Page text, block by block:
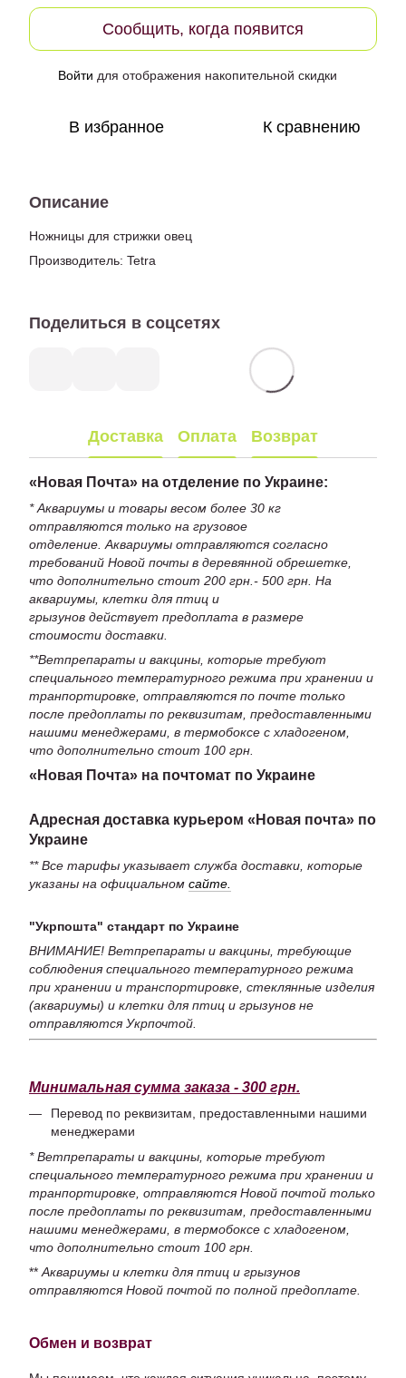
Сообщить, когда появится
Войти для отображения накопительной скидки
В избранное К сравнению
Описание
Ножницы для стрижки овец
Производитель: Tetra
Поделиться в соцсетях
Доставка Оплата Возврат
« Новая Почта» на отделение по Украине:
* Аквариумы и товары весом более 30 кг
отправляются только на грузовое
отделение. Аквариумы отправляются согласно
требований Новой почты в деревянной обрешетке,
что дополнительно стоит 200 грн.- 500 грн. На
аквариумы, клетки для птиц и
грызунов действует предоплата в размере
стоимости доставки.
**Ветпрепараты и вакцины, которые требуют
специального температурного режима при хранении и
транпортировке, отправляются по почте только
после предоплаты по реквизитам, предоставленными
нашими менеджерами, в термобоксе с хладогеном,
что дополнительно стоит 100 грн.
«Новая Почта» на почтомат по Украине
Адресная доставка курьером «Новая почта» по
Украине
** Все тарифы указывает служба доставки, которые
указаны на официальном сайте.
"Укрпошта" стандарт по Украине
ВНИМАНИЕ! Ветпрепараты и вакцины, требующие
соблюдения специального температурного режима
при хранении и транспортировке, стеклянные изделия
(аквариумы) и клетки для птиц и грызунов не
отправляются Укрпочтой.
Минимальная сумма заказа - 300 грн.
Перевод по реквизитам, предоставленными нашими
менеджерами
* Ветпрепараты и вакцины, которые требуют
специального температурного режима при хранении и
транпортировке, отправляются Новой почтой только
после предоплаты по реквизитам, предоставленными
нашими менеджерами, в термобоксе с хладогеном,
что дополнительно стоит 100 грн.
** Аквариумы и клетки для птиц и грызунов
отправляются Новой почтой по полной предоплате.
Обмен и возврат